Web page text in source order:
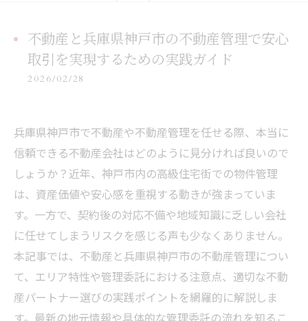
不動産と兵庫県神戸市の不動産管理で安心
取引を実現するための実践ガイド
2026/02/28
兵庫県神戸市で不動産や不動産管理を任せる際、本当に
信頼できる不動産会社はどのように見分ければ良いので
しょうか？近年、神戸市内の高級住宅街での物件管理
は、資産価値や安心感を重視する動きが強まっていま
す。一方で、契約後の対応不備や地域知識に乏しい会社
に任せてしまうリスクを感じる声も少なくありません。
本記事では、不動産と兵庫県神戸市の不動産管理につい
て、エリア特性や管理委託における注意点、適切な不動
産パートナー選びの実践ポイントを網羅的に解説しま
す。最新の地元情報や具体的な管理委託の流れを知るこ